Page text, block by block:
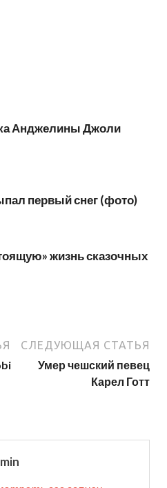
Анджелины Джоли
первый снег (фото)
жизнь сказочных
СЛЕДУЮЩАЯ СТАТЬЯ
Умер чешский певец
Карел Готт